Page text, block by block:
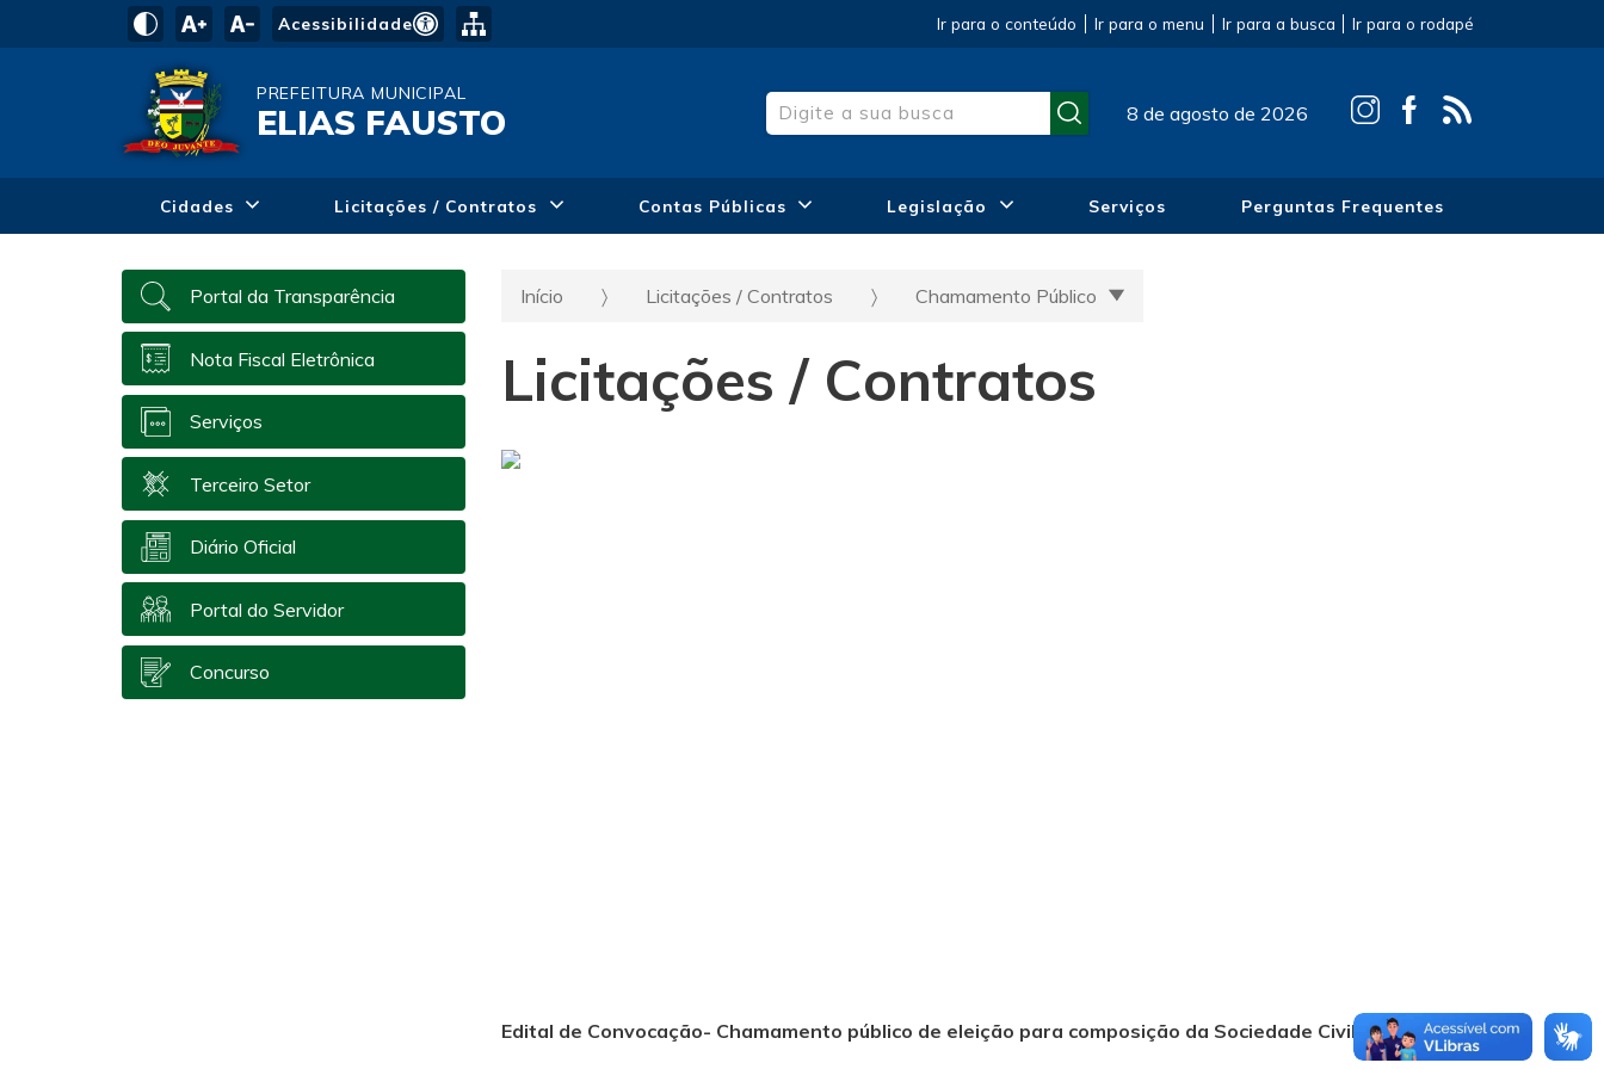
Acessibilidade Ir para o conteúdo Ir para o menu Ir para a busca Ir para o rodapé
PREFEITURA MUNICIPAL
ELIAS FAUSTO 8 de agosto de 2026
Cidades Licitações / Contratos Contas Públicas Legislação Serviços Perguntas Frequentes
Portal da Transparência
Nota Fiscal Eletrônica
Serviços
Terceiro Setor
Diário Oficial
Portal do Servidor
Concurso
Início Licitações / Contratos Chamamento Público
Licitações / Contratos
Edital de Convocação- Chamamento público de eleição para composição da Sociedade Civil